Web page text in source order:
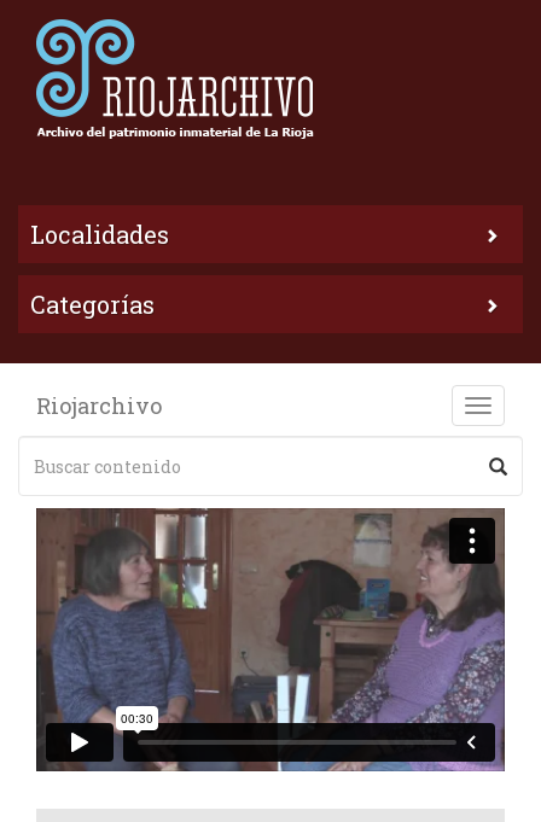
Localidades
Categorías
Toggle
Riojarchivo